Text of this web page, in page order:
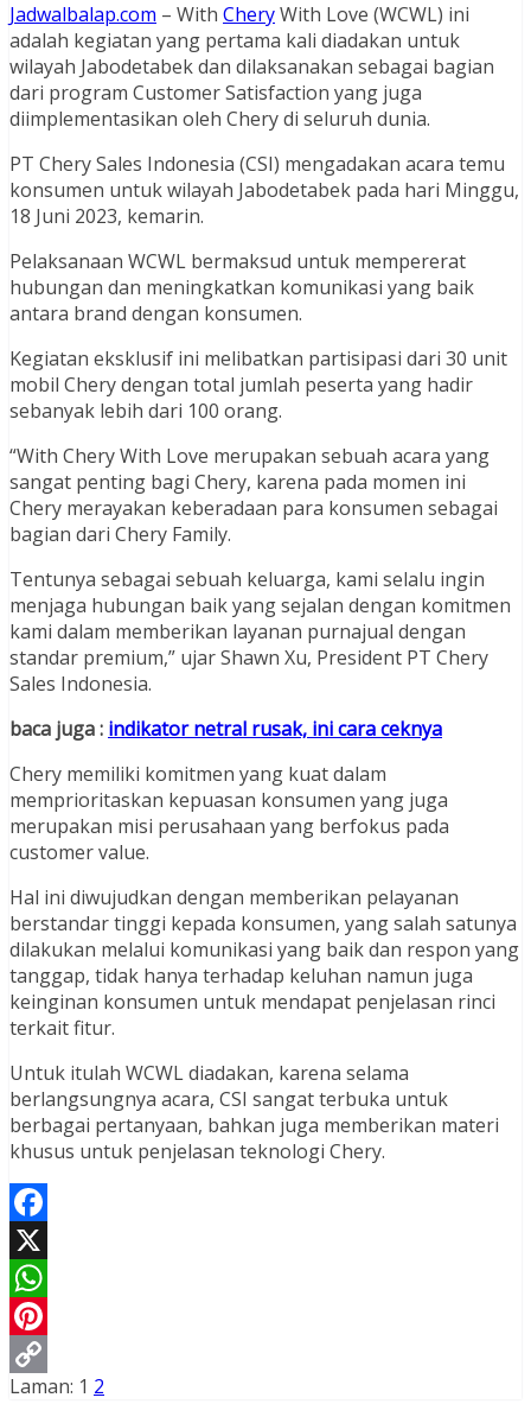
Jadwalbalap.com – With CheryWith Love (WCWL) ini
adalah kegiatan yang pertama kali diadakan untuk
wilayah Jabodetabek dan dilaksanakan sebagai bagian
dari program Customer Satisfaction yang juga
diimplementasikan oleh Chery di seluruh dunia.
PT Chery Sales Indonesia (CSI) mengadakan acara temu
konsumen untuk wilayah Jabodetabek pada hari Minggu,
18 Juni 2023, kemarin.
Pelaksanaan WCWL bermaksud untuk mempererat
hubungan dan meningkatkan komunikasi yang baik
antara brand dengan konsumen.
Kegiatan eksklusif ini melibatkan partisipasi dari 30 unit
mobil Chery dengan total jumlah peserta yang hadir
sebanyak lebih dari 100 orang.
“With Chery With Love merupakan sebuah acara yang
sangat penting bagi Chery, karena pada momen ini
Chery merayakan keberadaan para konsumen sebagai
bagian dari Chery Family.
Tentunya sebagai sebuah keluarga, kami selalu ingin
menjaga hubungan baik yang sejalan dengan komitmen
kami dalam memberikan layanan purnajual dengan
standar premium,” ujar Shawn Xu, President PT Chery
Sales Indonesia.
baca juga : indikator netral rusak, ini cara ceknya
Chery memiliki komitmen yang kuat dalam
memprioritaskan kepuasan konsumen yang juga
merupakan misi perusahaan yang berfokus pada
customer value.
Hal ini diwujudkan dengan memberikan pelayanan
berstandar tinggi kepada konsumen, yang salah satunya
dilakukan melalui komunikasi yang baik dan respon yang
tanggap, tidak hanya terhadap keluhan namun juga
keinginan konsumen untuk mendapat penjelasan rinci
terkait fitur.
Untuk itulah WCWL diadakan, karena selama
berlangsungnya acara, CSI sangat terbuka untuk
berbagai pertanyaan, bahkan juga memberikan materi
khusus untuk penjelasan teknologi Chery.
Facebook
X
WhatsApp
Pinterest
Copy
Laman: 1 2